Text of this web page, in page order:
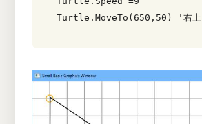
Turtle.MoveTo(650,50) '右上